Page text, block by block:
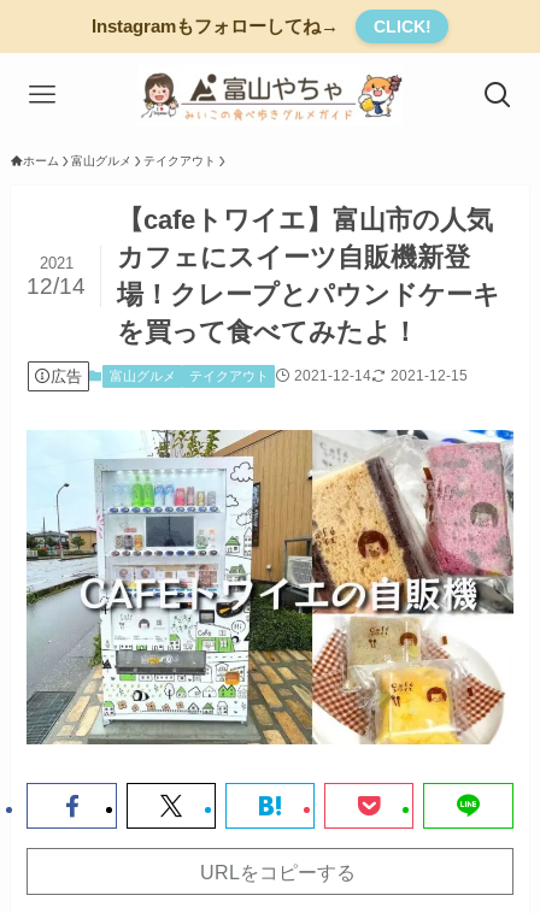
Instagramもフォローしてね→ CLICK!
ホーム 富山グルメ テイクアウト
【cafeトワイエ】富山市の人気
カフェにスイーツ自販機新登
場！クレープとパウンドケーキ
を買って食べてみたよ！
2021
12/14
広告 富山グルメ テイクアウト 2021-12-14 2021-12-15
URLをコピーする